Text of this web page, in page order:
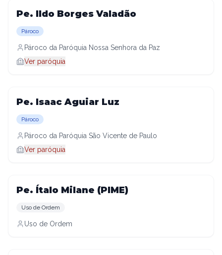
Pe. Ildo Borges Valadão
Pároco
Pároco da Paróquia Nossa Senhora da Paz
Ver paróquia
Pe. Isaac Aguiar Luz
Pároco
Pároco da Paróquia São Vicente de Paulo
Ver paróquia
Pe. Ítalo Milane (PIME)
Uso de Ordem
Uso de Ordem